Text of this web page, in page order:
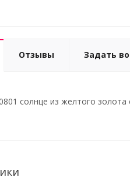
Отзывы Задать
солнце из желтого золота